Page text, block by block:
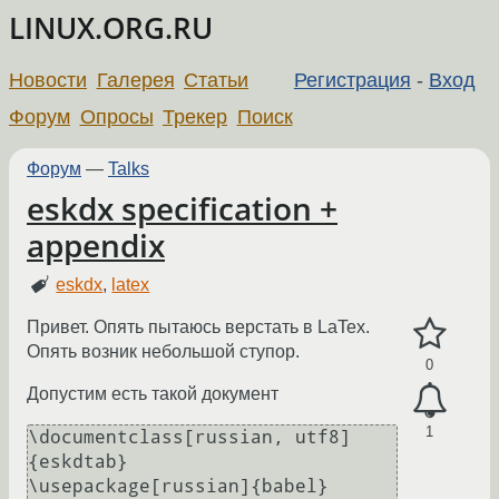
LINUX.ORG.RU
Регистрация - Вход
Новости Галерея Статьи
Форум Опросы Трекер Поиск
Форум — Talks
eskdx specification +
appendix
eskdx, latex
0
1
Привет. Опять пытаюсь верстать в LaTex.
Опять возник небольшой ступор.
Допустим есть такой документ
\documentclass[russian, utf8]
{eskdtab}
\usepackage[russian]{babel}